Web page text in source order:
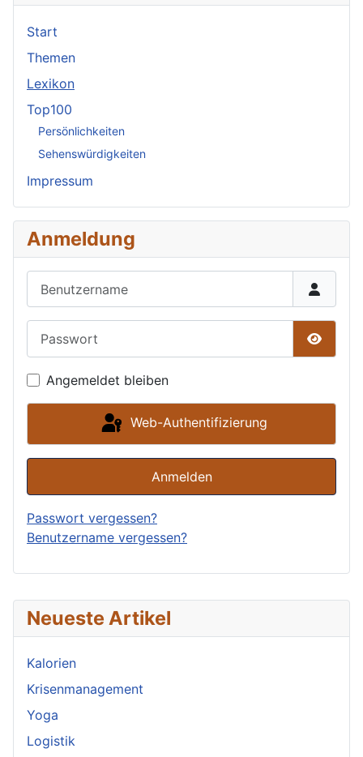
Neueste Artikel
Kalorien
Krisenmanagement
Yoga
Logistik
Start
Themen
Lexikon
Top100
Persönlichkeiten
Sehenswürdigkeiten
Impressum
Anmeldung
Angemeldet bleiben
Web-Authentifizierung
Anmelden
Passwort vergessen?
Benutzername vergessen?